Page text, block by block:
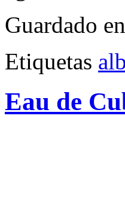
Guardado en
Etiquetas
Eau de